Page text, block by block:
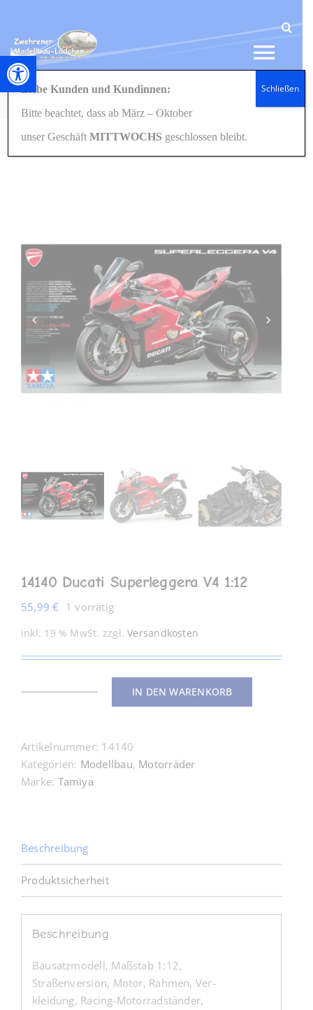
Werkzeugleiste öffnen
springen
HOME
GESCHENKIDEEN
KONTAKT
MEIN KONTO
Startseite Modellbau
Motorräder
14140 Ducati Superleggera V4 1:12
14140 Ducati Superleggera V4 1:12
55,99€ 1 vorrätig
inkl. 19 % MwSt. zzgl.Versandkosten
V4
1:12
Menge
IN DEN WARENKORB
Artikelnummer: 14140
Kategorien: Modellbau, Motorräder
Marke: Tamiya
Beschreibung
Produktsicherheit
Beschreibung
Bausatzmodell, Maßstab 1:12,
Straßenversion, Motor, Rahmen, Ver-
kleidung, Racing-Motorradständer,
Liebe Kunden und Kundinnen:
Bitte beachtet, dass ab März – Oktober
unser GeschäftMITTWOCHS geschlossen bleibt.
Schließen